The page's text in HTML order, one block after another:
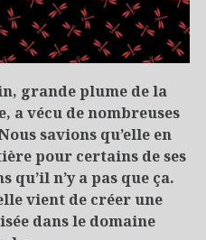
grande plume de la
vécu de nombreuses
savions qu’elle en
pour certains de ses
qu’il n’y a pas que ça.
vient de créer une
dans le domaine